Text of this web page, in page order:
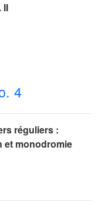
II
4
réguliers :
et monodromie